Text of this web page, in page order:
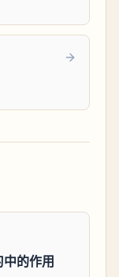
的作用